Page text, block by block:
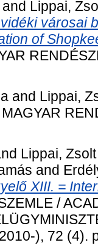
and Lippai,
városai
of
and Lippai,
MAGYAR
Lippai, Zsolt
and
XIII. =
/
), 72